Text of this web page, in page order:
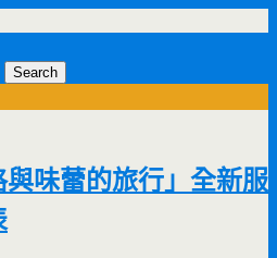
與味蕾的旅行」全新服